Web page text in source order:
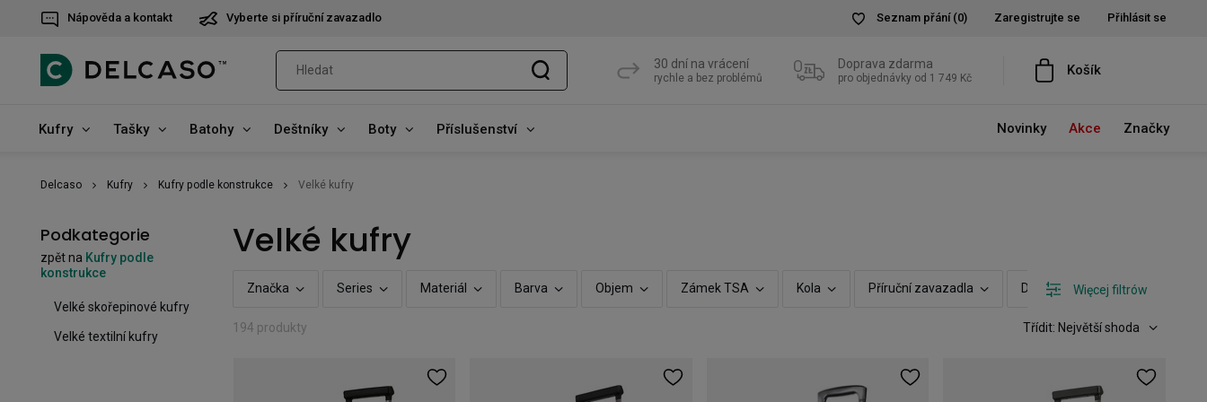
Nápověda a kontakt Vyberte si příruční zavazadlo Seznam přání (0) Zaregistrujte se Přihlásit se
30 dní na vrácení
rychle a bez problémů
Doprava zdarma
pro objednávky od 1 749 Kč Košík
Kufry Tašky Batohy Deštníky Boty Příslušenství Novinky Akce Značky
Delcaso Kufry Kufry podle konstrukce Velké kufry
Podkategorie
zpět na Kufry podle
konstrukce
Velké skořepinové kufry
Velké textilní kufry
Velké kufry
Značka Series Materiál Barva Objem Zámek TSA Kola Příruční zavazadla Další vlastnostiWięcej filtrów
194 produkty Třídit: Největší shoda